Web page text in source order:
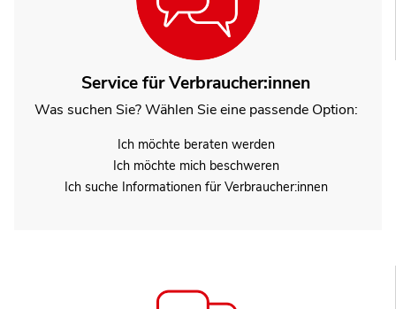
Service für Verbraucher:innen
Was suchen Sie? Wählen Sie eine passende Option:
Ich möchte beraten werden
Ich möchte mich beschweren
Ich suche Informationen für Verbraucher:innen